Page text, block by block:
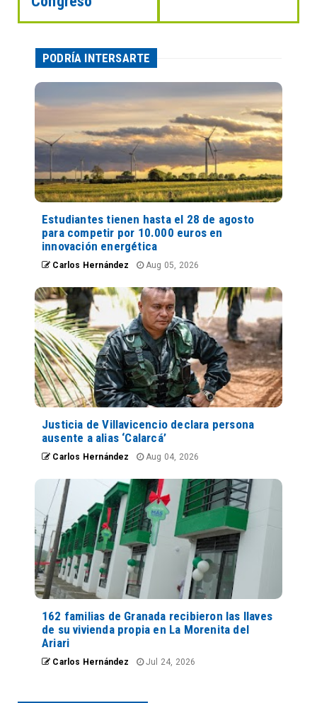
PODRÍA INTERSARTE
Estudiantes tienen hasta el 28 de agosto
para competir por 10.000 euros en
innovación energética
Carlos Hernández Aug 05, 2026
Justicia de Villavicencio declara persona
ausente a alias ‘Calarcá’
Carlos Hernández Aug 04, 2026
162 familias de Granada recibieron las llaves
de su vivienda propia en La Morenita del
Ariari
Carlos Hernández Jul 24, 2026